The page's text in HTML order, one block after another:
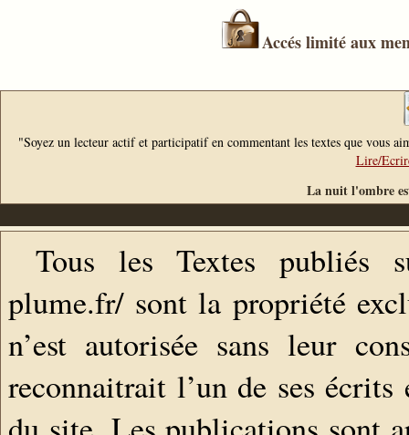
Accés limité aux
"Soyez un lecteur actif et participatif en commentant les textes que vous
Lire/
La nuit l'ombre
Tous les Textes publiés
plume.fr/ sont la propriété
n’est autorisée sans leur
reconnaitrait l’un de ses